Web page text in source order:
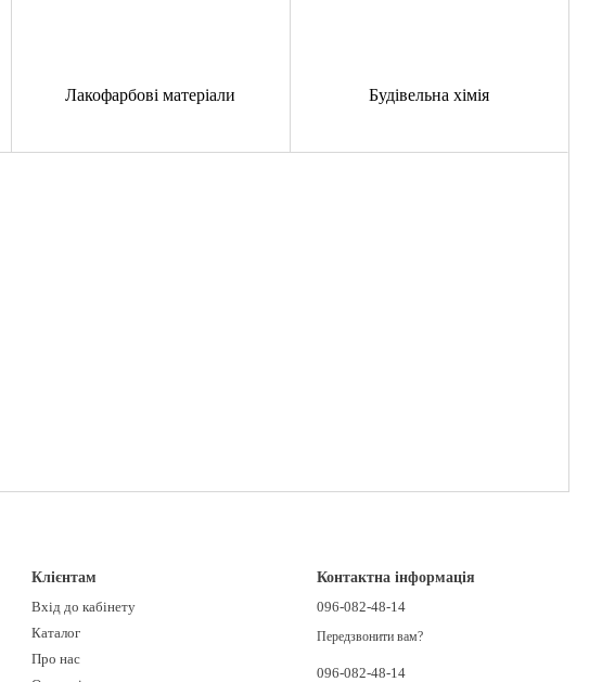
Лакофарбові матеріали Будівельна хімія
Клієнтам
Вхід до кабінету
Каталог
Про нас
Контактна інформація
096-082-48-14
Передзвонити вам?
096-082-48-14